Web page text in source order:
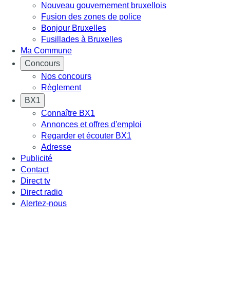
Nouveau gouvernement bruxellois
Fusion des zones de police
Bonjour Bruxelles
Fusillades à Bruxelles
Ma Commune
Concours
Nos concours
Règlement
BX1
Connaître BX1
Annonces et offres d'emploi
Regarder et écouter BX1
Adresse
Publicité
Contact
Direct tv
Direct radio
Alertez-nous